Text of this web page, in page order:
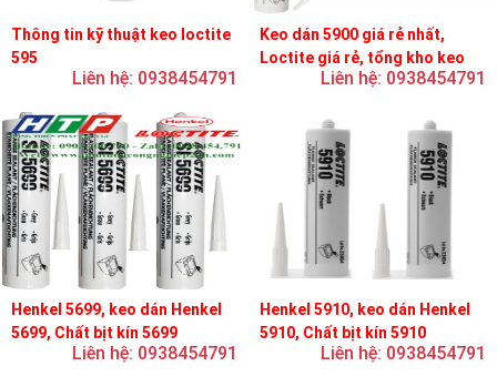
Thông tin kỹ thuật keo loctite
595
Liên hệ: 0938454791
Keo dán 5900 giá rẻ nhất,
Loctite giá rẻ, tổng kho keo
Liên hệ: 0938454791
Henkel 5699, keo dán Henkel
5699, Chất bịt kín 5699
Liên hệ: 0938454791
Henkel 5910, keo dán Henkel
5910, Chất bịt kín 5910
Liên hệ: 0938454791